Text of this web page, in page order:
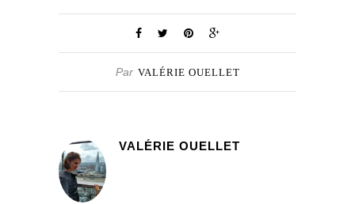
Par VALÉRIE OUELLET
VALÉRIE OUELLET